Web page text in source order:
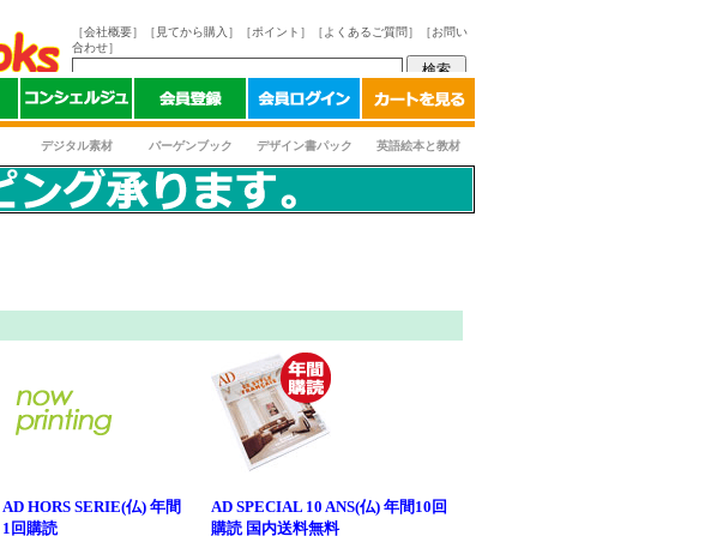
［会社概要］ ［見てから購入］ ［ポイント］ ［よくあるご質問］
［お問い
合わせ］
デジタル素材 バーゲンブック デザイン書パック 英語絵本と教材
AD HORS SERIE(仏) 年間
1回購読
AD SPECIAL 10 ANS(仏) 年間10回
購読 国内送料無料